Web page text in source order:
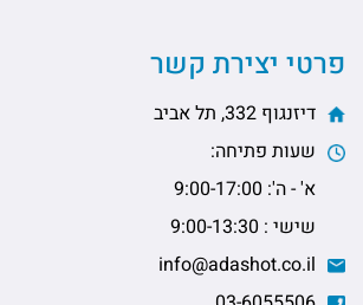
פרטי יצירת קשר
דיזנגוף 332, תל אביב
שעות פתיחה:
א' - ה': 9:00-17:00
שישי : 9:00-13:30